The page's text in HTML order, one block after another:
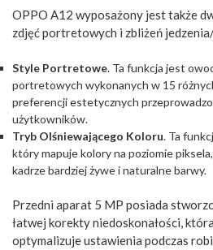
OPPO A12 wyposażony jest także
zdjęć portretowych i zbliżeń
Style Portretowe. Ta funkcja jest
portretowych wykonanych w 15
preferencji estetycznych
użytkowników.
Tryb Olśniewającego Koloru. Ta
który mapuje kolory na poziomie
kadrze bardziej żywe i naturalne barwy.
Przedni aparat 5 MP posiada
łatwej korekty niedoskonałości,
optymalizuje ustawienia podczas